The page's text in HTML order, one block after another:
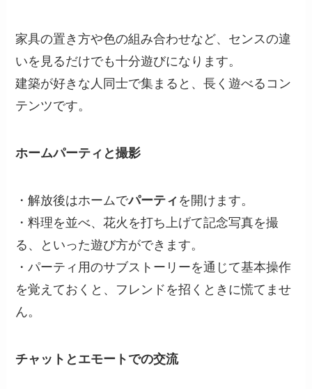
家具の置き方や色の組み合わせなど、センスの違
いを見るだけでも十分遊びになります。
建築が好きな人同士で集まると、長く遊べるコン
テンツです。
ホームパーティと撮影
・解放後はホームでパーティ を開けます。
・料理を並べ、花火を打ち上げて記念写真を撮
る、といった遊び方ができます。
・パーティ用のサブストーリーを通じて基本操作
を覚えておくと、フレンドを招くときに慌てませ
ん。
チャットとエモートでの交流